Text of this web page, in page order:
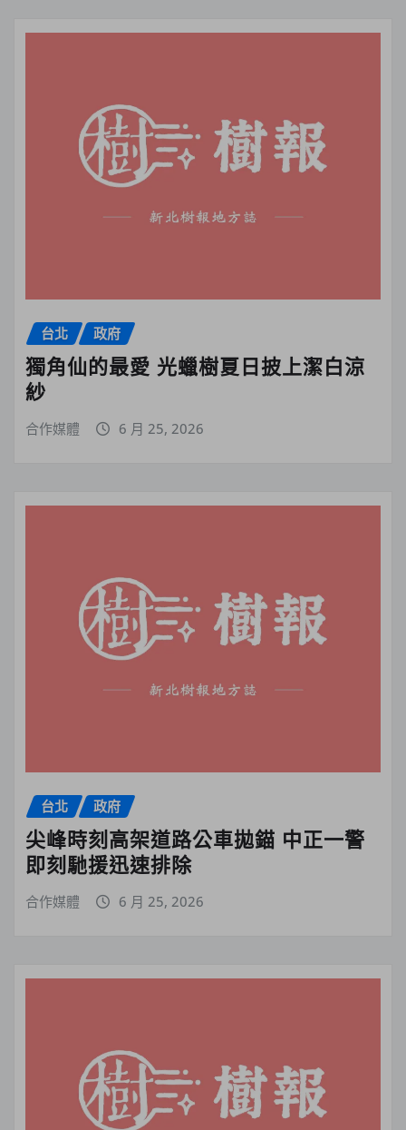
台北 政府
獨角仙的最愛 光蠟樹夏日披上潔白涼
紗
合作媒體 6 月 25, 2026
台北 政府
尖峰時刻高架道路公車拋錨 中正一警
即刻馳援迅速排除
合作媒體 6 月 25, 2026